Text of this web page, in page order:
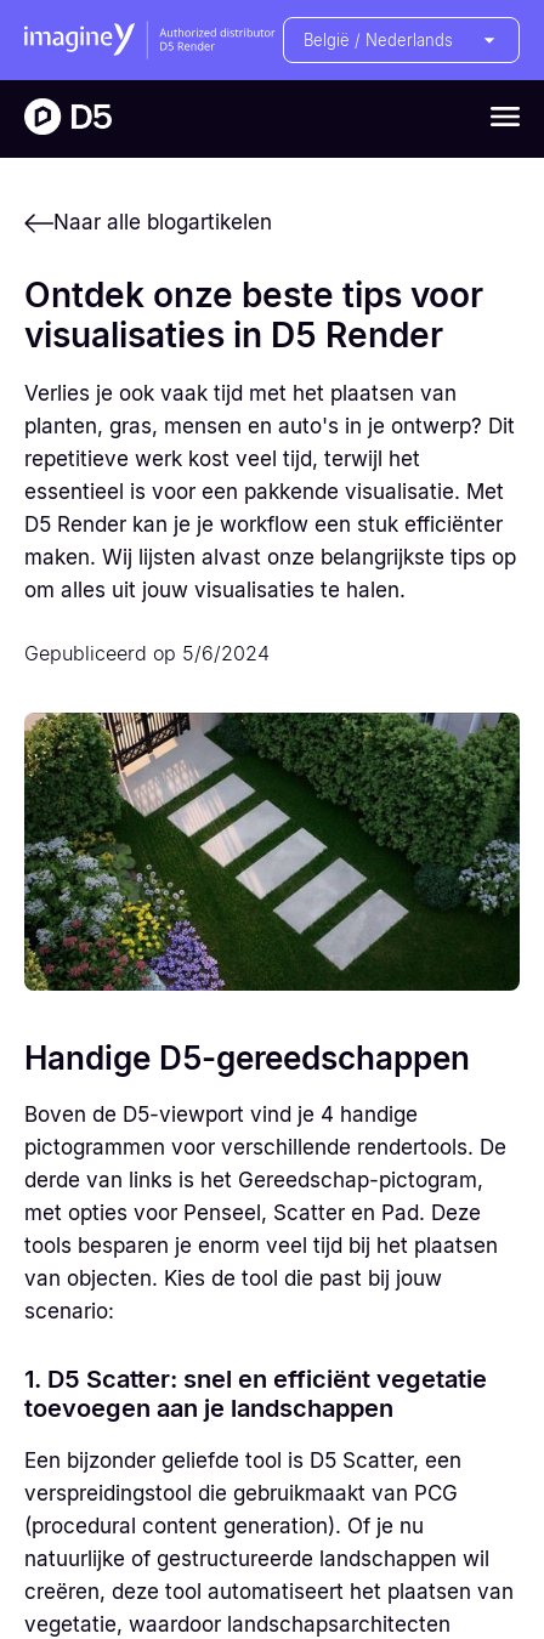
België / Nederlands
Naar alle blogartikelen
Ontdek onze beste tips voor
visualisaties in D5 Render
Verlies je ook vaak tijd met het plaatsen van
planten, gras, mensen en auto's in je ontwerp? Dit
repetitieve werk kost veel tijd, terwijl het
essentieel is voor een pakkende visualisatie. Met
D5 Render kan je je workflow een stuk efficiënter
maken. Wij lijsten alvast onze belangrijkste tips op
om alles uit jouw visualisaties te halen.
Gepubliceerd op 5/6/2024
Handige D5-gereedschappen
Boven de D5-viewport vind je 4 handige
pictogrammen voor verschillende rendertools. De
derde van links is het Gereedschap-pictogram,
met opties voor Penseel, Scatter en Pad. Deze
tools besparen je enorm veel tijd bij het plaatsen
van objecten. Kies de tool die past bij jouw
scenario:
1. D5 Scatter: snel en efficiënt vegetatie
toevoegen aan je landschappen
Een bijzonder geliefde tool is D5 Scatter, een
verspreidingstool die gebruikmaakt van PCG
(procedural content generation). Of je nu
natuurlijke of gestructureerde landschappen wil
creëren, deze tool automatiseert het plaatsen van
vegetatie, waardoor landschapsarchitecten